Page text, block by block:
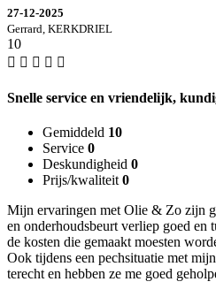
27-12-2025
Gerrard, KERKDRIEL
10
Snelle service en vriendelijk,
Gemiddeld 10
Service 0
Deskundigheid 0
Prijs/kwaliteit 0
Mijn ervaringen met Olie & Zo zijn
en onderhoudsbeurt verliep goed en
de kosten die gemaakt moesten
Ook tijdens een pechsituatie met
terecht en hebben ze me goed